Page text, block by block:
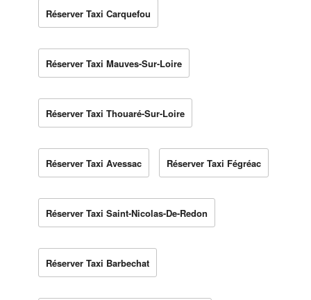
Réserver Taxi Carquefou
Réserver Taxi Mauves-Sur-Loire
Réserver Taxi Thouaré-Sur-Loire
Réserver Taxi Avessac Réserver Taxi Fégréac
Réserver Taxi Saint-Nicolas-De-Redon
Réserver Taxi Barbechat